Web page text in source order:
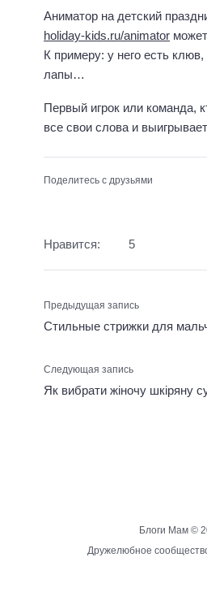
Аниматор на детский
holiday-kids.ru/animator
К примеру: у него есть
лапы…
Первый игрок или команда,
все свои слова и
Поделитесь с друзьями
Нравится: 5
Предыдущая запись
Стильные стрижки для
Следующая запись
Як вибрати жіночу шкіряну
Блоги Мам ©
Дружелюбное